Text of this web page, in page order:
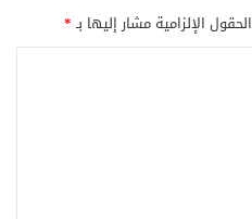
الحقول الإلزامية مشار إليها بـ*